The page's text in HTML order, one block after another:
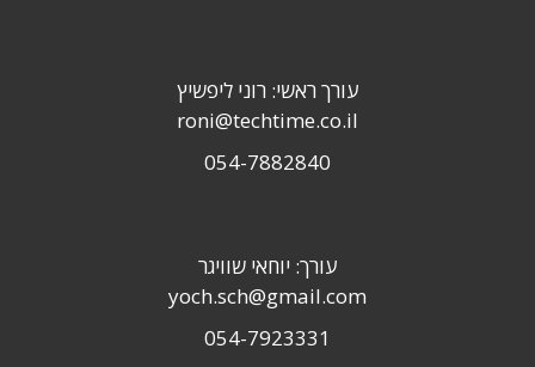
עורך ראשי: רוני ליפשיץ
roni@techtime.co.il
054-7882840
עורך: יוחאי שוויגר
yoch.sch@gmail.com
054-7923331